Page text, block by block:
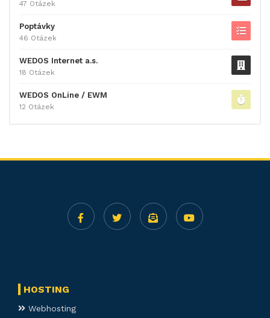
47 Otázek
Poptávky
46 Otázek
WEDOS Internet a.s.
18 Otázek
WEDOS OnLine / EWM
12 Otázek
HOSTING
Webhosting